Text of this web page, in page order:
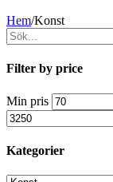
Hem/Konst
Filter by price
Min pris
Kategorier